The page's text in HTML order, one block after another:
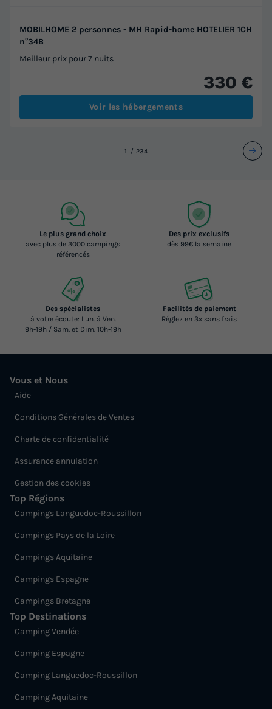
MOBILHOME 2 personnes - MH Rapid-home HOTELIER 1CH
n°34B
Meilleur prix pour 7 nuits
330 €
Voir les hébergements
1 234
Le plus grand choix
avec plus de 3000 campings
référencés
Des prix exclusifs
dès 99€ la semaine
Des spécialistes
à votre écoute: Lun. à Ven.
9h-19h / Sam. et Dim. 10h-19h
Facilités de paiement
Réglez en 3x sans frais
Vous et Nous
Aide
Conditions Générales de Ventes
Charte de confidentialité
Assurance annulation
Gestion des cookies
Top Régions
Campings Languedoc-Roussillon
Campings Pays de la Loire
Campings Aquitaine
Campings Espagne
Campings Bretagne
Top Destinations
Camping Vendée
Camping Espagne
Camping Languedoc-Roussillon
Camping Aquitaine